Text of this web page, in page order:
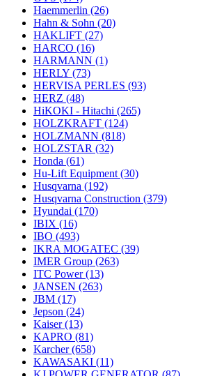
Haemmerlin (26)
Hahn & Sohn (20)
HAKLIFT (27)
HARCO (16)
HARMANN (1)
HERLY (73)
HERVISA PERLES (93)
HERZ (48)
HiKOKI - Hitachi (265)
HOLZKRAFT (124)
HOLZMANN (818)
HOLZSTAR (32)
Honda (61)
Hu-Lift Equipment (30)
Husqvarna (192)
Husqvarna Construction (379)
Hyundai (170)
IBIX (16)
IBO (493)
IKRA MOGATEC (39)
IMER Group (263)
ITC Power(13)
JANSEN (263)
JBM (17)
Jepson (24)
Kaiser(13)
KAPRO (81)
Karcher(658)
KAWASAKI (11)